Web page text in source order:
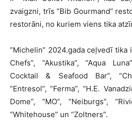
zvaigzni, trīs “Bib Gourmand”
restorāni, no kuriem viens tika
“Michelin” 2024.gada ceļvedī tika
Chefs”, “Akustika”, “Aqua
Cocktail & Seafood Bar”,
“Entresol”, “Ferma”, “H.E.
Dome”, “MO”, “Neiburgs”,
“Whitehouse” un “Zoltners”.